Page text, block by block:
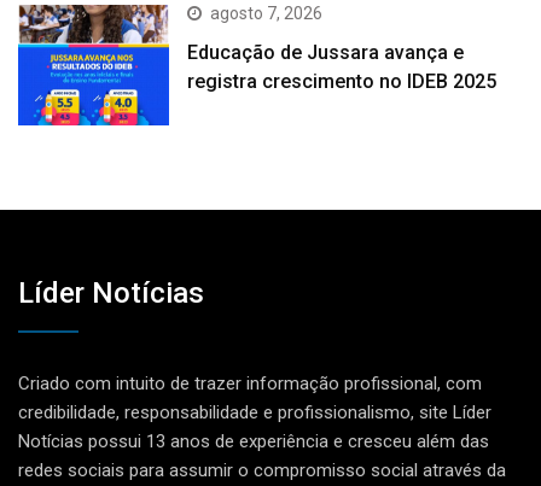
agosto 7, 2026
Educação de Jussara avança e
registra crescimento no IDEB 2025
Líder Notícias
Criado com intuito de trazer informação profissional, com
credibilidade, responsabilidade e profissionalismo, site Líder
Notícias possui 13 anos de experiência e cresceu além das
redes sociais para assumir o compromisso social através da